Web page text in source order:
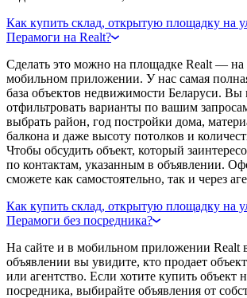
Как купить склад, открытую площадку на
Перамоги на Realt?
Сделать это можно на площадке Realt — на
мобильном приложении. У нас самая
база объектов недвижимости Беларуси. Вы
отфильтровать варианты по вашим
выбрать район, год постройки дома,
балкона и даже высоту потолков и
Чтобы обсудить объект, который
по контактам, указанным в объявлении.
сможете как самостоятельно, так и через
Как купить склад, открытую площадку на
Перамоги без посредника?
На сайте и в мобильном приложении Realt
объявлении вы увидите, кто продает
или агентство. Если хотите купить объект
посредника, выбирайте объявления от